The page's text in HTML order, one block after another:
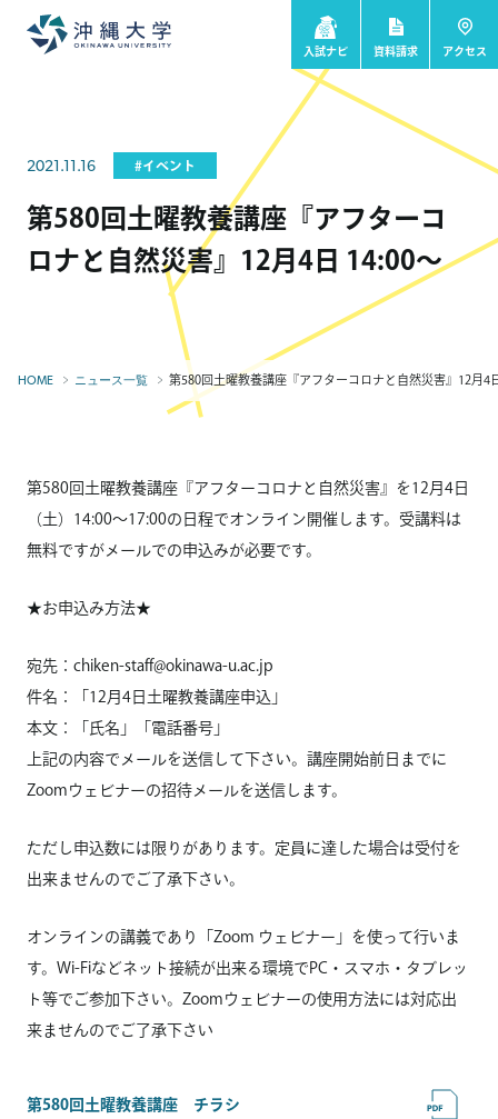
入試ナビ 資料請求 アクセス
2021.11.16 #イベント
第580回土曜教養講座『アフターコ
ロナと自然災害』12月4日 14:00～
HOME ニュース一覧 第580回土曜教養講座『アフターコロナと自然災害』12月4
第580回土曜教養講座『アフターコロナと自然災害』を12月4日
（土）14:00～17:00の日程でオンライン開催します。受講料は
無料ですがメールでの申込みが必要です。
★お申込み方法★
宛先：chiken-staff@okinawa-u.ac.jp
件名：「12月4日土曜教養講座申込」
本文：「氏名」「電話番号」
上記の内容でメールを送信して下さい。講座開始前日までに
Zoomウェビナーの招待メールを送信します。
ただし申込数には限りがあります。定員に達した場合は受付を
出来ませんのでご了承下さい。
オンラインの講義であり「Zoom ウェビナー」を使って行いま
す。Wi-Fiなどネット接続が出来る環境でPC・スマホ・タブレッ
ト等でご参加下さい。Zoomウェビナーの使用方法には対応出
来ませんのでご了承下さい
第580回土曜教養講座 チラシ